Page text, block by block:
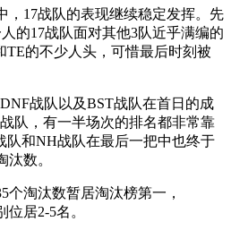
，17战队的表现继续稳定发挥。先
的17战队面对其他3队近乎满编的
TE的不少人头，可惜最后时刻被
战队以及BST战队在首日的成
队，有一半场次的排名都非常靠
队和NH战队在最后一把中也终于
数。
个淘汰数暂居淘汰榜第一，
居2-5名。